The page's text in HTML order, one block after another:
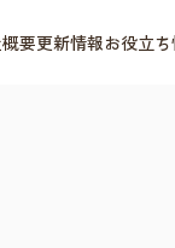
要更新情報お役立